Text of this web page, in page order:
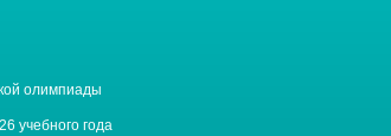
олимпиады
учебного года